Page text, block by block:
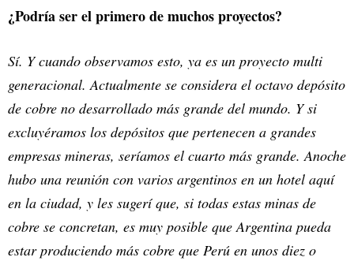
¿Podría ser el primero de muchos proyectos?
Sí. Y cuando observamos esto, ya es un proyecto multi
generacional. Actualmente se considera el octavo depósito
de cobre no desarrollado más grande del mundo. Y si
excluyéramos los depósitos que pertenecen a grandes
empresas mineras, seríamos el cuarto más grande. Anoche
hubo una reunión con varios argentinos en un hotel aquí
en la ciudad, y les sugerí que, si todas estas minas de
cobre se concretan, es muy posible que Argentina pueda
estar produciendo más cobre que Perú en unos diez o